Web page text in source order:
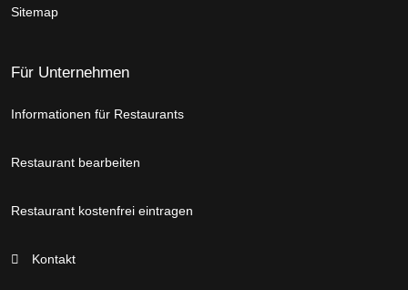
Sitemap
Für Unternehmen
Informationen für Restaurants
Restaurant bearbeiten
Restaurant kostenfrei eintragen
Kontakt